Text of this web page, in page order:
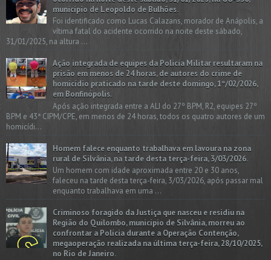
município de Leopoldo de Bulhões.
Foi identificado como Lucas Calazans, morador de Anápolis, a
vítima fatal do acidente ocorrido na noite deste sábado,
31/01/2025, na altura ...
Ação integrada de equipes da Policia Militar resultaram na
prisão em menos de 24 horas, de autores do crime de
homicídio praticado na tarde deste domingo, 1º/02/2026,
em Bonfinópolis.
Após ação integrada entre a ALI do 27º BPM, R2, equipes 27º
BPM e 43ª CIPM/CPE, em menos de 24 horas, todos os quatro autores de um
homicídi...
Homem falece enquanto trabalhava em lavoura na zona
rural de Silvânia, na tarde desta terça-feira, 3/03/2026.
Um homem com idade aproximada entre 20 e 30 anos,
faleceu na tarde desta terça-feira, 3/03/2026, após passar mal
enquanto trabalhava em uma ...
Criminoso foragido da Justiça que nasceu e residiu na
Região do Quilombo, município de Silvânia, morreu ao
confrontar a Polícia durante a Operação Contenção,
megaoperação realizada na última terça-feira, 28/10/2025,
no Rio de Janeiro.